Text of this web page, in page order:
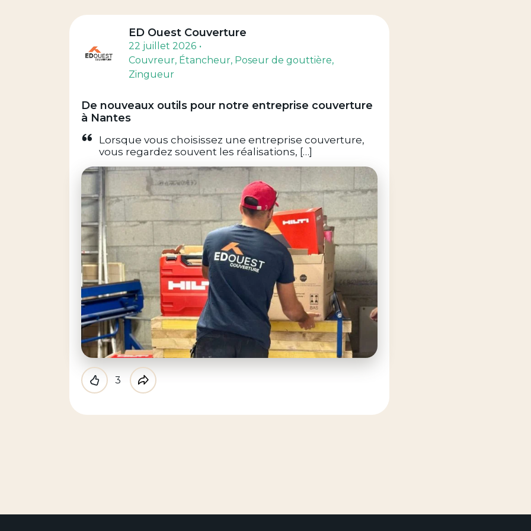
ED Ouest Couverture
22 juillet 2026
Couvreur, Étancheur, Poseur de gouttière,
Zingueur
De nouveaux outils pour notre entreprise couverture
à Nantes
Lorsque vous choisissez une entreprise couverture,
vous regardez souvent les réalisations, […]
Like
3
Partager